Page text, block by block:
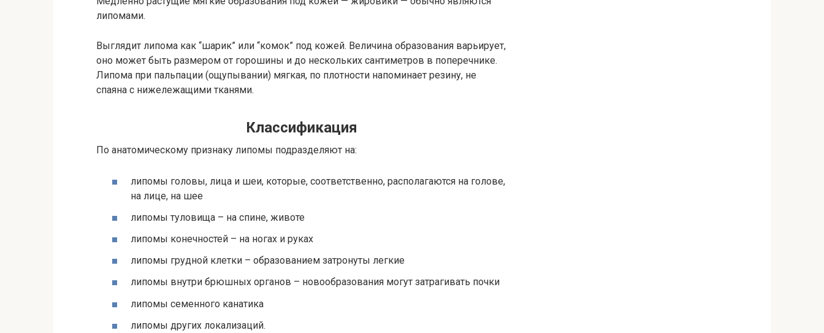
липомами.
Выглядит липома как “шарик” или “комок” под кожей. Величина образования варьирует,
оно может быть размером от горошины и до нескольких сантиметров в поперечнике.
Липома при пальпации (ощупывании) мягкая, по плотности напоминает резину, не
спаяна с нижележащими тканями.
Классификация
По анатомическому признаку липомы подразделяют на:
липомы головы, лица и шеи, которые, соответственно, располагаются на голове,
на лице, на шее
липомы туловища – на спине, животе
липомы конечностей – на ногах и руках
липомы грудной клетки – образованием затронуты легкие
липомы внутри брюшных органов – новообразования могут затрагивать почки
липомы семенного канатика
липомы других локализаций.